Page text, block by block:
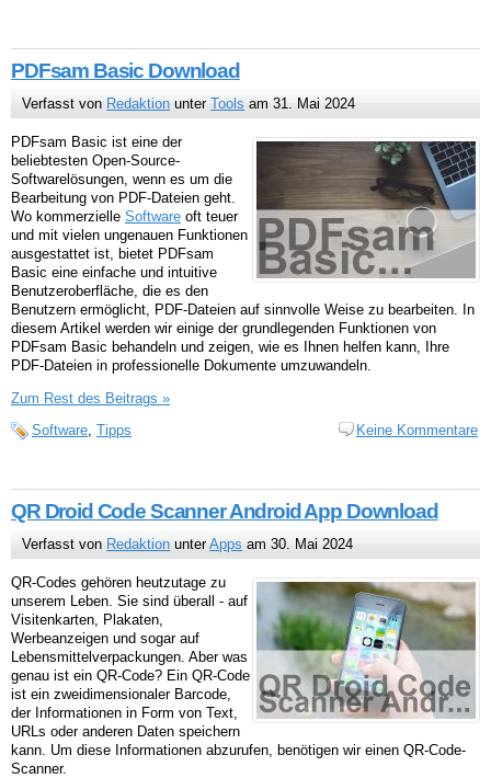
PDFsam Basic Download
Verfasst von Redaktion unterTools am 31. Mai 2024
PDFsam Basic ist eine der
beliebtesten Open-Source-
Softwarelösungen, wenn es um die
Bearbeitung von PDF-Dateien geht.
Wo kommerzielle Software oft teuer
und mit vielen ungenauen Funktionen
ausgestattet ist, bietet PDFsam
Basic eine einfache und intuitive
Benutzeroberfläche, die es den
Benutzern ermöglicht, PDF-Dateien auf sinnvolle Weise zu bearbeiten. In
diesem Artikel werden wir einige der grundlegenden Funktionen von
PDFsam Basic behandeln und zeigen, wie es Ihnen helfen kann, Ihre
PDF-Dateien in professionelle Dokumente umzuwandeln.
Zum Rest des Beitrags »
Software, Tipps Keine Kommentare
QR Droid Code Scanner Android App Download
Verfasst von Redaktion unterApps am 30. Mai 2024
QR-Codes gehören heutzutage zu
unserem Leben. Sie sind überall - auf
Visitenkarten, Plakaten,
Werbeanzeigen und sogar auf
Lebensmittelverpackungen. Aber was
genau ist ein QR-Code? Ein QR-Code
ist ein zweidimensionaler Barcode,
der Informationen in Form von Text,
URLs oder anderen Daten speichern
kann. Um diese Informationen abzurufen, benötigen wir einen QR-Code-
Scanner.